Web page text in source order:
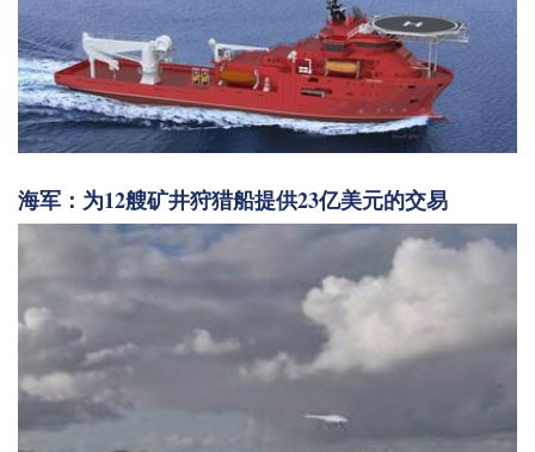
海军：为12艘矿井狩猎船提供23亿美元的交易